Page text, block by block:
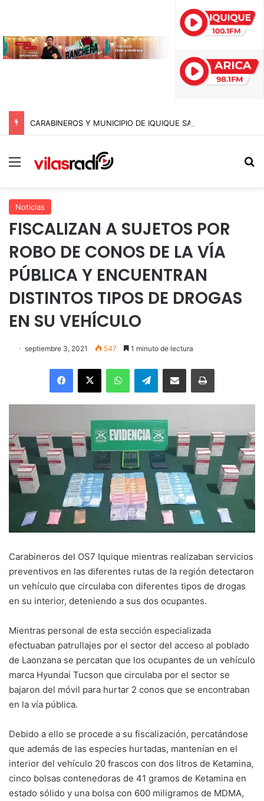
Menú
Noticias
FISCALIZAN A SUJETOS POR
ROBO DE CONOS DE LA VÍA
PÚBLICA Y ENCUENTRAN
DISTINTOS TIPOS DE DROGAS
EN SU VEHÍCULO
septiembre 3, 2021 547 1 minuto de lectura
Facebook
X WhatsAppTelegramEnviar vía email Imprimir
Carabineros del OS7 Iquique mientras realizaban servicios
preventivos en las diferentes rutas de la región detectaron
un vehículo que circulaba con diferentes tipos de drogas
en su interior, deteniendo a sus dos ocupantes.
Mientras personal de esta sección especializada
efectuaban patrullajes por el sector del acceso al poblado
de Laonzana se percatan que los ocupantes de un vehículo
marca Hyundai Tucson que circulaba por el sector se
bajaron del móvil para hurtar 2 conos que se encontraban
en la vía pública.
Debido a ello se procede a su fiscalización, percatándose
que además de las especies hurtadas, mantenían en el
interior del vehículo 20 frascos con dos litros de Ketamina,
cinco bolsas contenedoras de 41 gramos de Ketamina en
estado sólido y una bolsa con 600 miligramos de MDMA,